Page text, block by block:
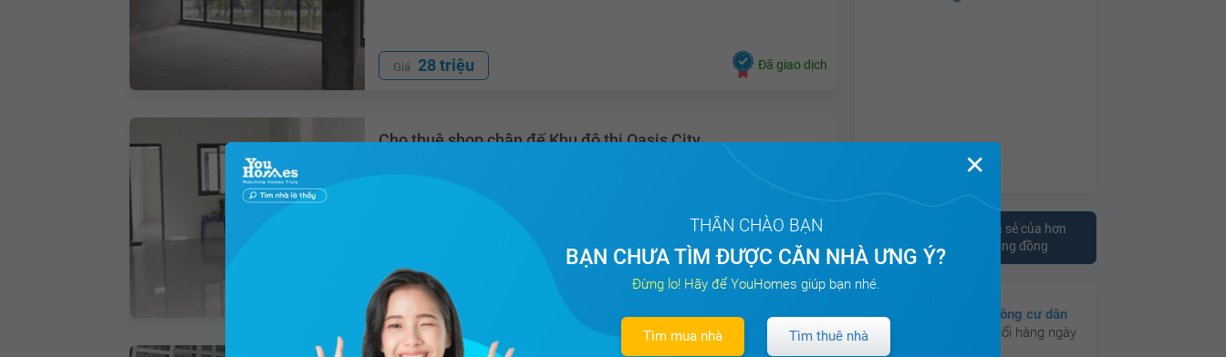
Giá 28 triệu Đã giao dịch
Cho thuê shop chân đế Khu đô thị Oasis City
Giá từ 6.4 triệu Đặt lịch
Tham khảo ý kiến chia sẻ của hơn
10.000 cư dân trên cộng đồng
Có hơn
130 cộng đồng cư dân
đang hoạt động sôi nổi hàng ngày
✕
THÂN CHÀO BẠN
BẠN CHƯA TÌM ĐƯỢC CĂN NHÀ ƯNG Ý?
Đừng lo! Hãy để YouHomes giúp bạn nhé.
Tìm mua nhà Tìm thuê nhà